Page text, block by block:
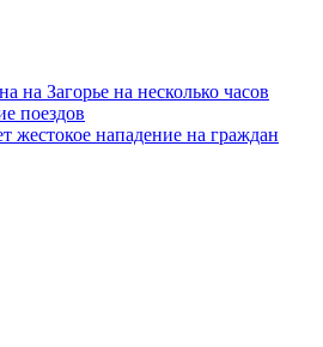
на Загорье на несколько часов
поездов
жестокое нападение на граждан